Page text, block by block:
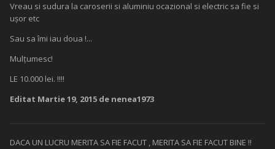
Vreau si sudura la caroserii si aluminiu ocazional si electric sa fie si
ușor etc
Sau sa îmi iau doua !...
Mulțumesc!
LE 10.000 lei. !!!!
Editat Martie 19, 2015 de nenea1973
DACA UN LUCRU MERITA SA FIE FACUT , MERITA SA FIE FACUT BINE !!